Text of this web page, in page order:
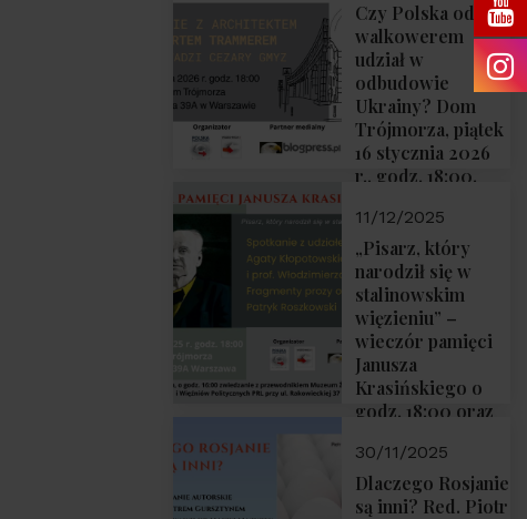
Czy Polska oddaje
walkowerem
udział w
odbudowie
Ukrainy? Dom
Trójmorza, piątek
16 stycznia 2026
r., godz. 18:00.
11/12/2025
„Pisarz, który
narodził się w
stalinowskim
więzieniu” –
wieczór pamięci
Janusza
Krasińskiego o
godz. 18:00 oraz
Muzeum
Żołnierzy
Wyklętych i
30/11/2025
Dlaczego Rosjanie
są inni? Red. Piotr